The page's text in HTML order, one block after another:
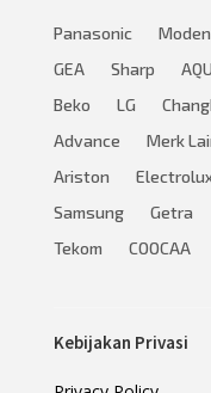
Panasonic
GEA
Sharp
Beko
LG
Advance
Merk
Ariston
Samsung
Getra
Tekom
COOCAA
Kebijakan Privasi